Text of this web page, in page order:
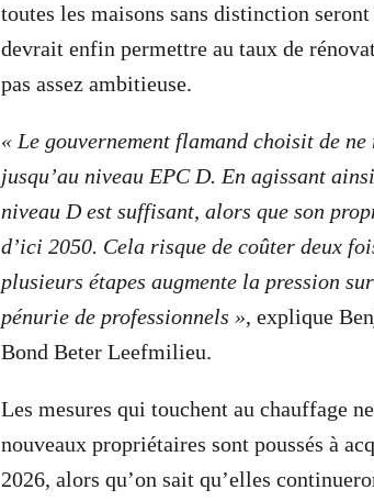
toutes les maisons sans distinction
devrait enfin permettre au taux de
pas assez ambitieuse.
« Le gouvernement flamand choisit de
jusqu’au niveau EPC D. En agissant
niveau D est suffisant, alors que son
d’ici 2050. Cela risque de coûter deux
plusieurs étapes augmente la pression
pénurie de professionnels », explique
Bond Beter Leefmilieu.
Les mesures qui touchent au chauffage
nouveaux propriétaires sont poussés à
2026, alors qu’on sait qu’elles